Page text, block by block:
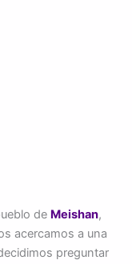
de Meishan,
acercamos a una
preguntar